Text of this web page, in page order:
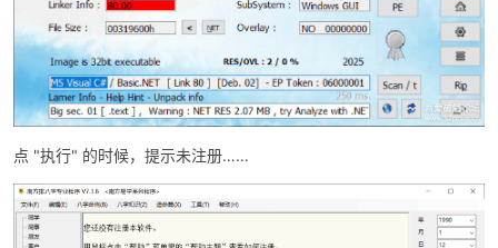
解
点 "执行" 的时候，提示未注册……